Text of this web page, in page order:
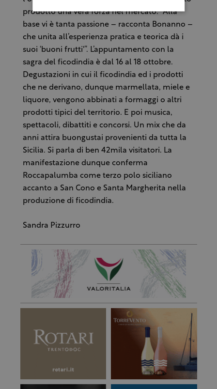
prodotto una vera forza nel mercato. “Alla
base vi è tanta passione – racconta Bonanno –
che unita all’esperienza pratica e teorica dà i
suoi ‘buoni frutti'”. L’appuntamento con la
sagra del ficodindia è dal 16 al 18 ottobre.
Degustazioni in cui il ficodindia ed i prodotti
che ne derivano, dunque marmellata, miele e
liquore, vengono abbinati a formaggi o altri
prodotti tipici del territorio. E poi musica,
spettacoli, dibattiti e concorsi. Un mix che da
anni attira buongustai provenienti da tutta la
Sicilia. Si parla di ben 42mila visitatori. La
manifestazione dunque conferma
Roccapalumba come terzo polo siciliano
accanto a San Cono e Santa Margherita nella
produzione di ficodindia.
Sandra Pizzurro